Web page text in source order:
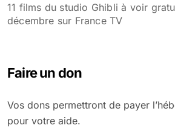
11 films du studio Ghibli à voir
décembre sur France TV
Faire un don
Vos dons permettront de payer
pour votre aide.